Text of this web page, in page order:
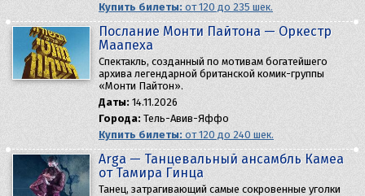
Купить билеты: от 120 до 235 шек.
Послание Монти Пайтона — Оркестр
Маапеха
Спектакль, созданный по мотивам богатейшего
архива легендарной британской комик-группы
«Монти Пайтон».
Даты: 14.11.2026
Города: Тель-Авив-Яффо
Купить билеты: от 120 до 240 шек.
Arga — Танцевальный ансамбль Камеа
от Тамира Гинца
Танец, затрагивающий самые сокровенные уголки